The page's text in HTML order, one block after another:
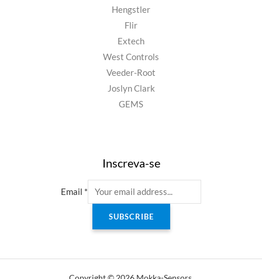
Hengstler
Flir
Extech
West Controls
Veeder-Root
Joslyn Clark
GEMS
Inscreva-se
Email *
SUBSCRIBE